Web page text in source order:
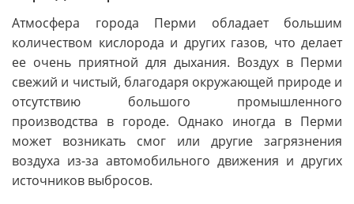
Атмосфера города Перми обладает большим
количеством кислорода и других газов, что делает
ее очень приятной для дыхания. Воздух в Перми
свежий и чистый, благодаря окружающей природе и
отсутствию большого промышленного
производства в городе. Однако иногда в Перми
может возникать смог или другие загрязнения
воздуха из-за автомобильного движения и других
источников выбросов.